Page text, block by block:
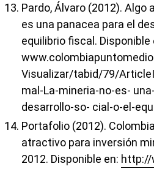
Pardo, Álvaro (2012). Algo
es una panacea para el
equilibrio fiscal.
Visualizar/tabid/79/
mal-La-mineria-no-es-
desarrollo-so- cial-o-el-
Portafolio (2012).
atractivo para inversión
2012. Disponible en: http://